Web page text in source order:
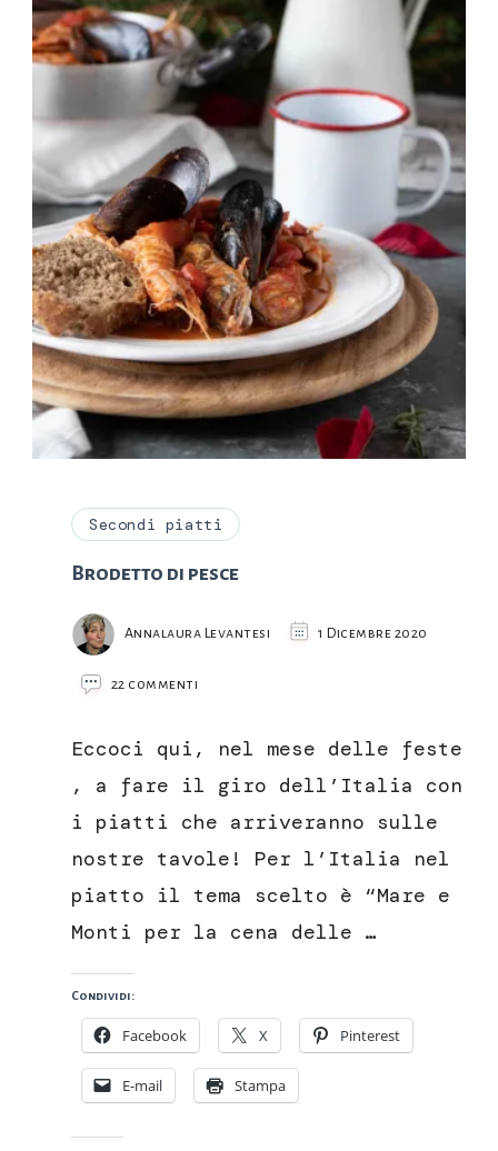
Secondi piatti
Brodetto di pesce
Annalaura Levantesi 1 Dicembre 2020
22 commenti
pesce
Eccoci qui, nel mese delle feste
, a fare il giro dell’Italia con
i piatti che arriveranno sulle
nostre tavole! Per l’Italia nel
piatto il tema scelto è “Mare e
Monti per la cena delle …
Condividi:
Facebook X Pinterest
E-mail Stampa